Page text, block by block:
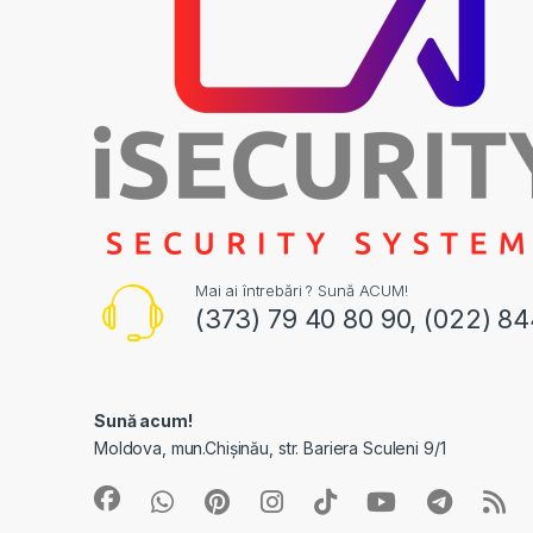
Mai ai întrebări ? Sună ACUM!
(373) 79 40 80 90, (022)
Sună acum!
Moldova, mun.Chișinău, str. Bariera Sculeni 9/1